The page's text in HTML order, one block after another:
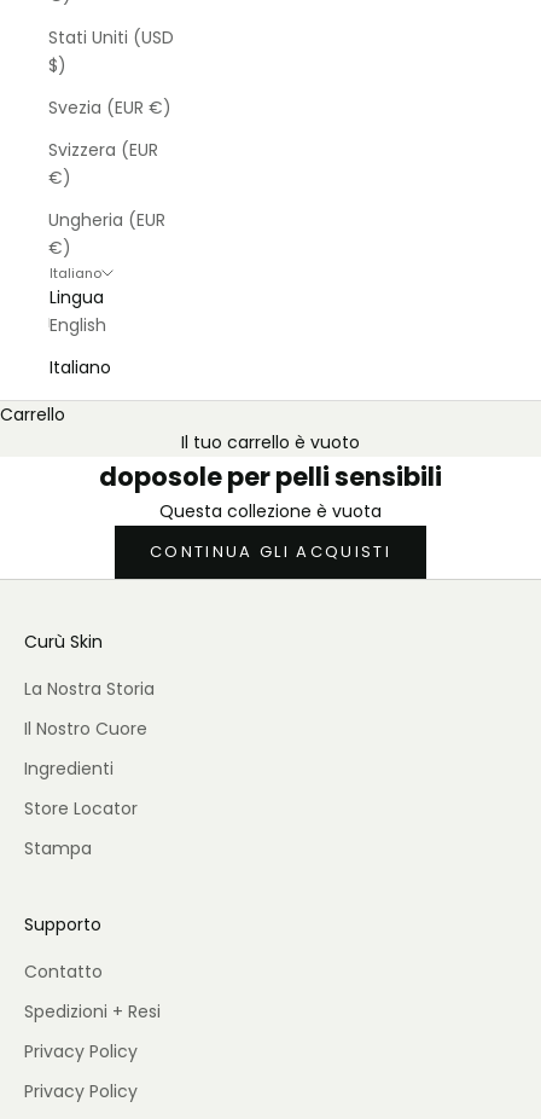
Stati Uniti (USD
$)
Svezia (EUR €)
Svizzera (EUR
€)
Ungheria (EUR
€)
Italiano
Lingua
English
Italiano
Carrello
Il tuo carrello è vuoto
doposole per pelli sensibili
Questa collezione è vuota
CONTINUA GLI ACQUISTI
Curù Skin
La Nostra Storia
Il Nostro Cuore
Ingredienti
Store Locator
Stampa
Supporto
Contatto
Spedizioni + Resi
Privacy Policy
Privacy Policy